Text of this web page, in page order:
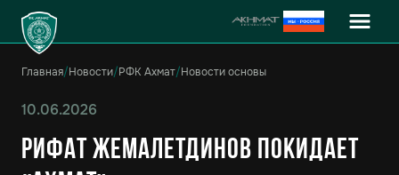
Главная/Новости/РФК Ахмат/Новости основы
10.06.2026
Рифат Жемалетдинов покидает